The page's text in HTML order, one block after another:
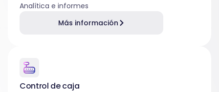
Analítica e informes
Más información
Control de caja